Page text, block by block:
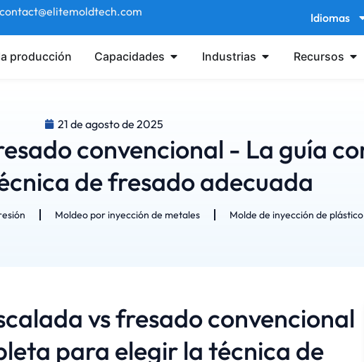
Idiomas
producción Capacidades Industrias Recursos
21 de agosto de 2025
convencional - La guía
de fresado adecuada
Moldeo por inyección de metales Molde de inyección de plástico
vs fresado convencional
para elegir la técnica de